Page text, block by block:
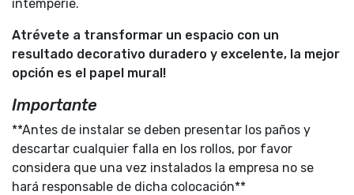
intemperie.
Atrévete a transformar un espacio con un
resultado decorativo duradero y excelente, la mejor
opción es el papel mural!
Importante
**Antes de instalar se deben presentar los paños y
descartar cualquier falla en los rollos, por favor
considera que una vez instalados la empresa no se
hará responsable de dicha colocación**